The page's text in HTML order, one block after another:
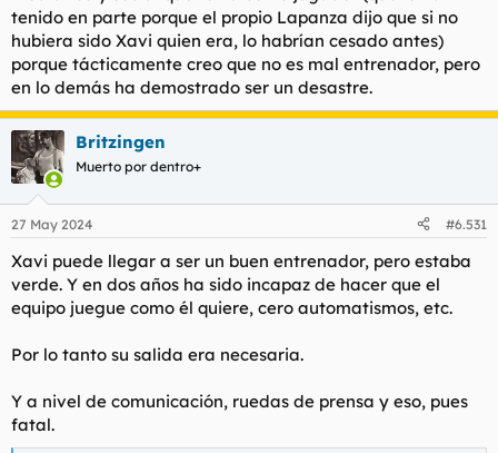
tenido en parte porque el propio Lapanza dijo que si no
hubiera sido Xavi quien era, lo habrían cesado antes)
porque tácticamente creo que no es mal entrenador, pero
en lo demás ha demostrado ser un desastre.
Britzingen
Muerto por dentro+
27 May 2024 #6.531
Xavi puede llegar a ser un buen entrenador, pero estaba
verde. Y en dos años ha sido incapaz de hacer que el
equipo juegue como él quiere, cero automatismos, etc.
Por lo tanto su salida era necesaria.
Y a nivel de comunicación, ruedas de prensa y eso, pues
fatal.